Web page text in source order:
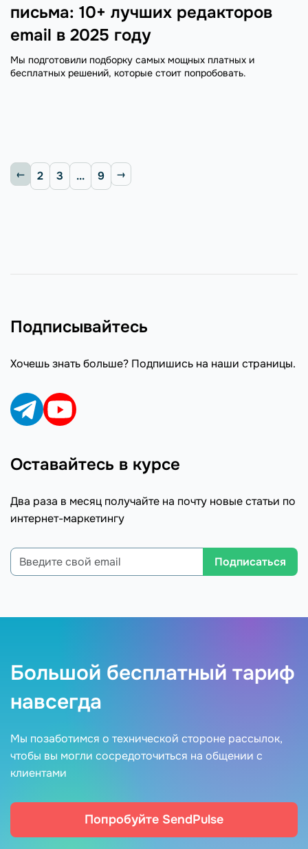
письма: 10+ лучших редакторов
email в 2025 году
Мы подготовили подборку самых мощных платных и
бесплатных решений, которые стоит попробовать.
2 3 ... 9
Подписывайтесь
Хочешь знать больше? Подпишись на наши страницы.
Оставайтесь в курсе
Два раза в месяц получайте на почту новые статьи по
интернет-маркетингу
Подписаться
Большой бесплатный тариф
навсегда
Мы позаботимся о технической стороне рассылок,
чтобы вы могли сосредоточиться на общении с
клиентами
Попробуйте SendPulse